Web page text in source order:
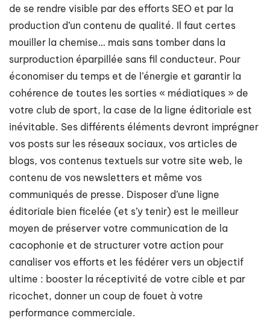
de se rendre visible par des efforts SEO et par la
production d’un contenu de qualité. Il faut certes
mouiller la chemise… mais sans tomber dans la
surproduction éparpillée sans fil conducteur. Pour
économiser du temps et de l’énergie et garantir la
cohérence de toutes les sorties « médiatiques » de
votre club de sport, la case de la ligne éditoriale est
inévitable. Ses différents éléments devront imprégner
vos posts sur les réseaux sociaux, vos articles de
blogs, vos contenus textuels sur votre site web, le
contenu de vos newsletters et même vos
communiqués de presse. Disposer d’une ligne
éditoriale bien ficelée (et s’y tenir) est le meilleur
moyen de préserver votre communication de la
cacophonie et de structurer votre action pour
canaliser vos efforts et les fédérer vers un objectif
ultime : booster la réceptivité de votre cible et par
ricochet, donner un coup de fouet à votre
performance commerciale.